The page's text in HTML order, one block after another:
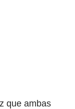
que ambas